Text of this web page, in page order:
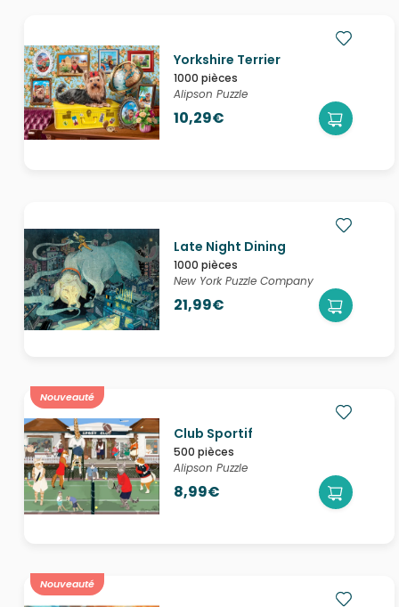
Yorkshire Terrier
1000 pièces
Alipson Puzzle
10,29€
Late Night Dining
1000 pièces
New York Puzzle Company
21,99€
Nouveauté
Club Sportif
500 pièces
Alipson Puzzle
8,99€
Nouveauté